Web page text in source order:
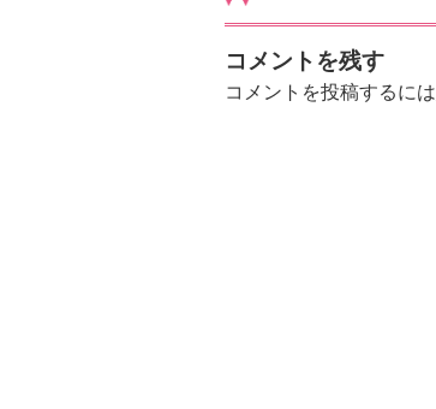
コメントを残す
コメントを投稿するには